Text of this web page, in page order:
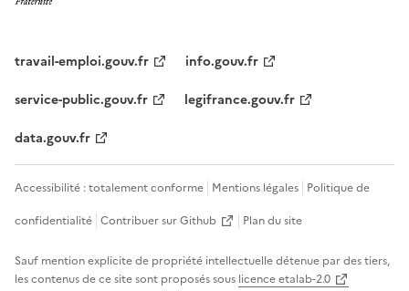
travail-emploi.gouv.fr
info.gouv.fr
service-public.gouv.fr
legifrance.gouv.fr
data.gouv.fr
Accessibilité : totalement conforme Mentions légales Politique de
confidentialité Contribuer sur Github Plan du site
Sauf mention explicite de propriété intellectuelle détenue par des tiers,
les contenus de ce site sont proposés sous licence etalab-2.0